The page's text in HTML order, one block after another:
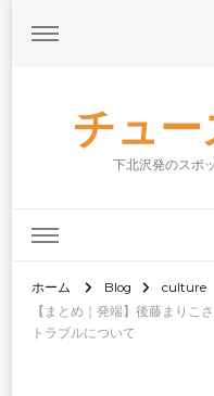
チュー
下北沢発のスポ
ホーム Blog culture
【まとめ｜発端】後藤まりこ
トラブルについて